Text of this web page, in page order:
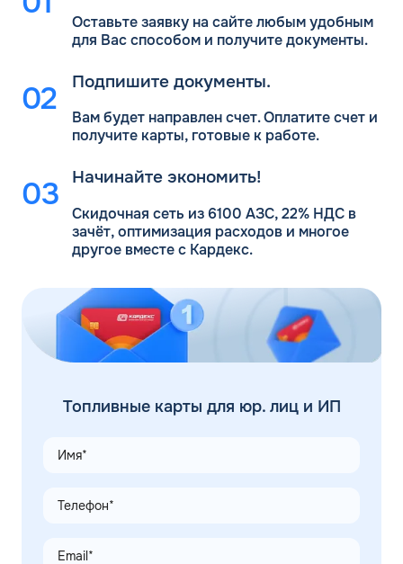
Оставьте заявку на сайте любым удобным
для Васспособом и получите документы.
Подпишите документы.
Вам будет направлен счет. Оплатите счет и
получите карты, готовые к работе.
Начинайте экономить!
Скидочная сеть из 6100 АЗС, 22% НДС в
зачёт, оптимизация расходов и многое
другое вместе с Кардекс.
Топливные карты для юр. лиц и ИП